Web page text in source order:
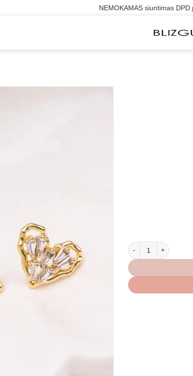
NEMOKAMAS siuntimas
produkto kiekis: